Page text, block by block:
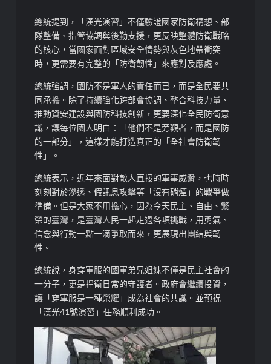
總統提到，「漢光演習」不僅驗證國家防衛構想、部
隊整備、指管協調與後勤支援，更反映整體防衛戰略
的核心，當國家面對區域安全情勢與灰色地帶衝突
時，更需要有完整的「防衛韌性」來應對及應處。
總統強調，國防不是軍人的責任而已，而是全民要共
同承擔。除了持續強化跨部會協調、整合科技力量、
推動資安建設與國防科技創新，更要深化全民防衛意
識，讓每位國人明白：「他們不是旁觀者，而是國防
的一部分」，這樣才能打造真正的「全社會防衛韌
性」。
總統表示，近年來面對敵人直接的軍事威脅，也時時
刻刻對於滲透、假訊息攻擊等「沒有硝煙」的戰爭做
準備。但是大家不用擔心，因為今天民主、自由、繁
榮的臺灣，是臺灣人民一起走過各項挑戰，用勇氣、
信念與行動一點一滴爭取而來，更展現出團結與韌
性。
總統說，身穿軍服的國軍弟兄姐妹不僅是民主社會的
一分子，更是捍衛日常的守護者。政府會繼續投資，
讓「穿軍服是一種榮耀」成為社會的共識。並預祝
「漢光41號演習」任務順利成功。